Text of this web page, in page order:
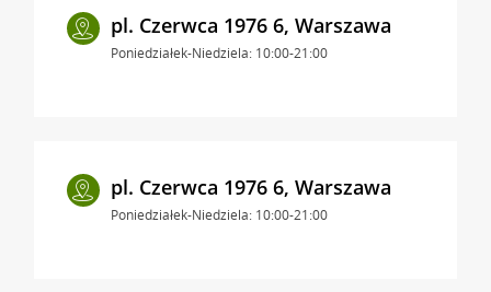
pl. Czerwca 1976 6, Warszawa
Poniedziałek-Niedziela: 10:00-21:00
pl. Czerwca 1976 6, Warszawa
Poniedziałek-Niedziela: 10:00-21:00